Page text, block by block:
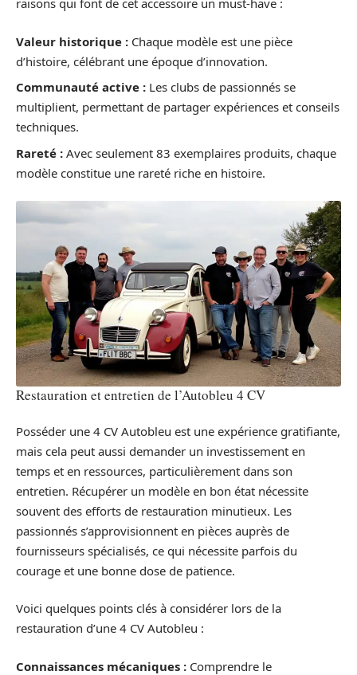
raisons qui font de cet accessoire un must-have :
Valeur historique : Chaque modèle est une pièce
d’histoire, célébrant une époque d’innovation.
Communauté active : Les clubs de passionnés se
multiplient, permettant de partager expériences et conseils
techniques.
Rareté : Avec seulement 83 exemplaires produits, chaque
modèle constitue une rareté riche en histoire.
Restauration et entretien de l’Autobleu 4 CV
Posséder une 4 CV Autobleu est une expérience gratifiante,
mais cela peut aussi demander un investissement en
temps et en ressources, particulièrement dans son
entretien. Récupérer un modèle en bon état nécessite
souvent des efforts de restauration minutieux. Les
passionnés s’approvisionnent en pièces auprès de
fournisseurs spécialisés, ce qui nécessite parfois du
courage et une bonne dose de patience.
Voici quelques points clés à considérer lors de la
restauration d’une 4 CV Autobleu :
Connaissances mécaniques : Comprendre le